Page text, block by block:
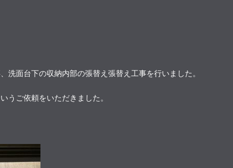
面台下の収納内部の張替え張替え工事を行いました。
うご依頼をいただきました。